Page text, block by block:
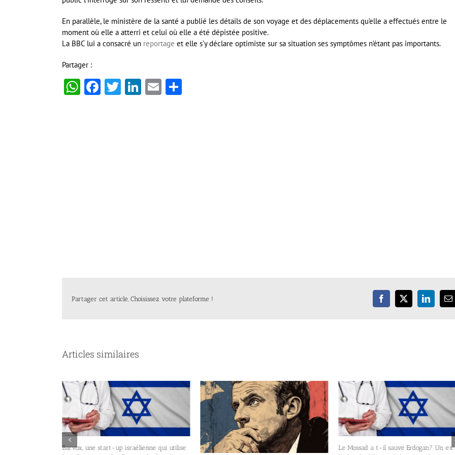
En parallèle, le ministère de la santé a publié les détails de son voyage et des déplacements qu’elle a effectués entre le
moment où elle a atterri et celui où elle a été dépistée positive.
La BBC lui a consacré un reportage et elle s’y déclare optimiste sur sa situation ses symptômes n’étant pas importants.
Partager :
WhatsApp
Facebook
Twitter
LinkedIn
Email
Partager cet article, Choisissez votre plateforme ! Facebook
X LinkedIn
Articles similaires
Barvox, une start-up israélienne qui utilise
Le Mossad a t-il sauvé Erdogan? Un ex